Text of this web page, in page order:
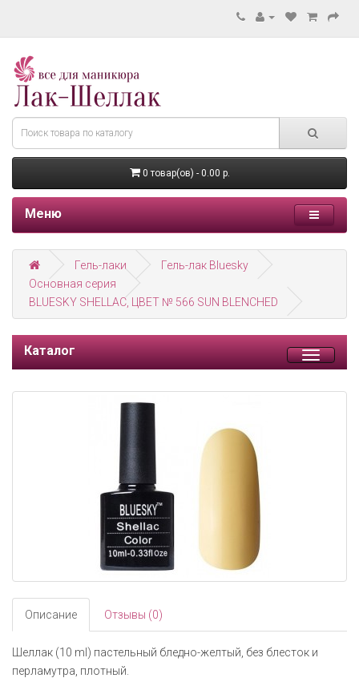
0 товар(ов) - 0.00 р.
Меню
Гель-лаки
Гель-лак Bluesky
Основная серия
BLUESKY SHELLAC, ЦВЕТ № 566 SUN BLENCHED
Каталог
Toggle
Описание Отзывы (0)
Шеллак (10 ml) пастельный бледно-желтый, без блесток и
перламутра, плотный.